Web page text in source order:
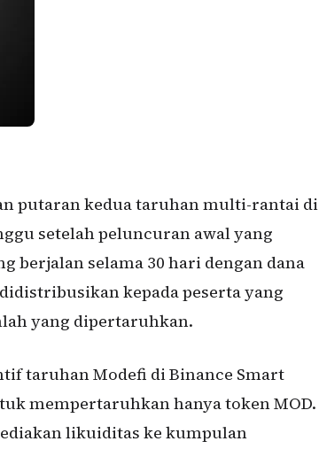
putaran kedua taruhan multi-rantai di
setelah peluncuran awal yang
berjalan selama 30 hari dengan dana
kepada peserta yang
yang dipertaruhkan.
taruhan Modefi di Binance Smart
mempertaruhkan hanya token MOD.
likuiditas ke kumpulan